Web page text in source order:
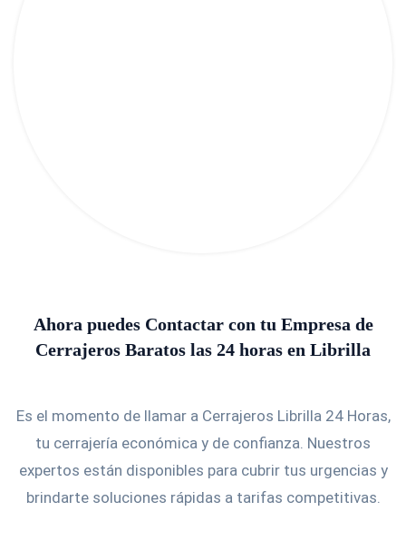
Ahora puedes Contactar con tu Empresa de
Cerrajeros Baratos las 24 horas en Librilla
Es el momento de llamar a Cerrajeros Librilla 24 Horas,
tu cerrajería económica y de confianza. Nuestros
expertos están disponibles para cubrir tus urgencias y
brindarte soluciones rápidas a tarifas competitivas.